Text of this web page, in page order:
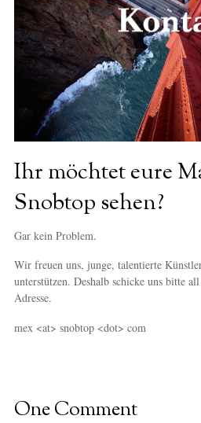
Ihr möchtet eure
Snobtop sehen?
Gar kein Problem.
Wir freuen uns, junge, talentierte
unterstützen. Deshalb schicke uns bitte
Adresse.
mex <at> snobtop <dot> com
One Comment